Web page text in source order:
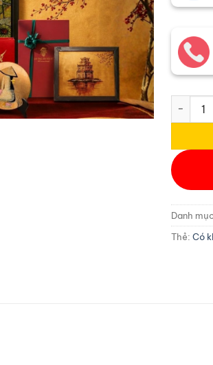
Tranh
Danh
Thẻ: Có